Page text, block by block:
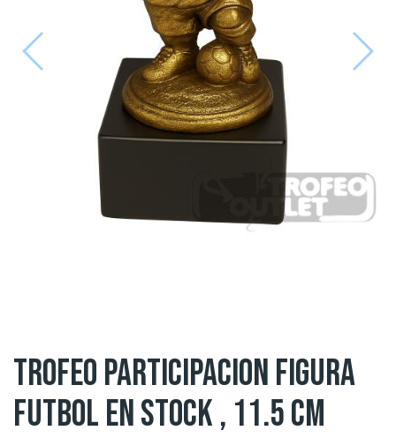
TROFEO PARTICIPACION FIGURA
FUTBOL EN STOCK , 11.5 CM